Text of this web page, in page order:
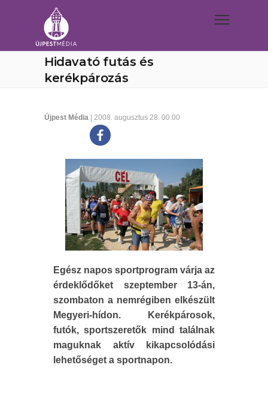
Hidavató futás és
kerékpározás
Újpest Média | 2008. augusztus 28. 00:00
Egész napos sportprogram várja az
érdeklődőket szeptember 13-án,
szombaton a nemrégiben elkészült
Megyeri-hídon. Kerékpárosok,
futók, sportszeretők mind találnak
maguknak aktív kikapcsolódási
lehetőséget a sportnapon.